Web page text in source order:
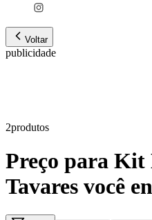
Voltar
publicidade
2produtos
Preço para Kit
Tavares você